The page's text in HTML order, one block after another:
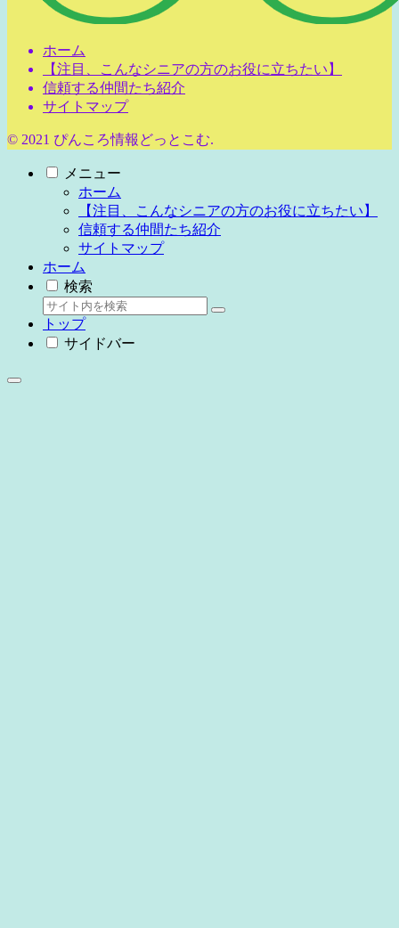
ホーム
【注目、こんなシニアの方のお役に立ちたい】
信頼する仲間たち紹介
サイトマップ
© 2021 ぴんころ情報どっとこむ.
メニュー
ホーム
【注目、こんなシニアの方のお役に立ちたい】
信頼する仲間たち紹介
サイトマップ
ホーム
検索
トップ
サイドバー